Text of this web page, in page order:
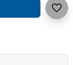
favorite_border